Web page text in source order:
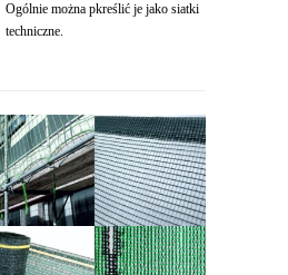
Ogólnie można pkreślić je jako siatki
techniczne.